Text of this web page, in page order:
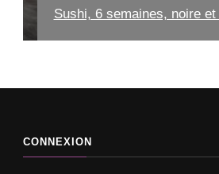
Sushi, 6 semaines, noire et
CONNEXION